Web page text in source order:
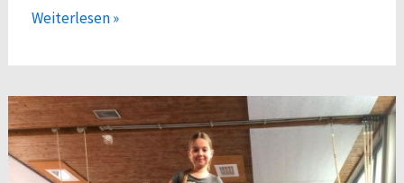
Buchstabenfest
Weiterlesen »